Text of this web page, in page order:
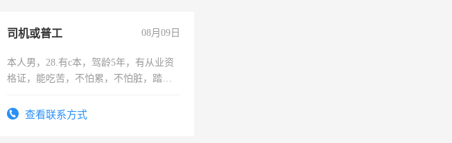
司机或普工 08月09日
本人男，28.有c本，驾龄5年，有从业资
格证，能吃苦，不怕累，不怕脏，踏
查看联系方式